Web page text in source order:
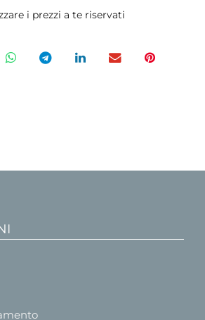
i prezzi a te riservati